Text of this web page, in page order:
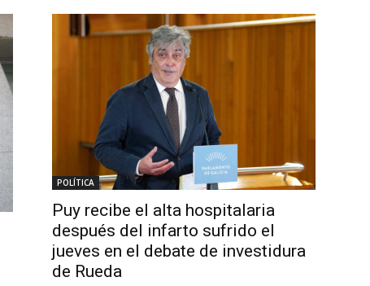
POLÍTICA
Puy recibe el alta hospitalaria
después del infarto sufrido el
jueves en el debate de investidura
de Rueda